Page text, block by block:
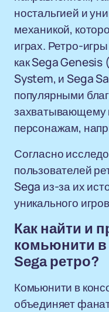
ностальгией и
механикой,
играх. Ретро-
как Sega
System, и Sega
популярными
захватывающему
персонажам,
Согласно
пользователей
Sega из-за их
уникального
Как найти и
комьюнити в
Sega ретро?
Комьюнити в
объединяет